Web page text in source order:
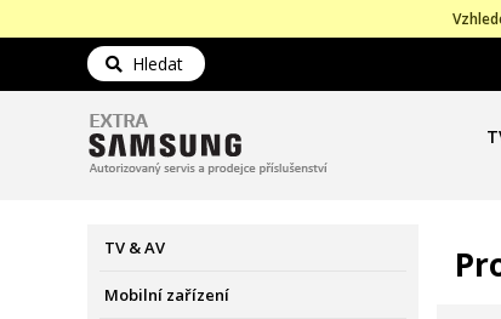
Hledat
TV & AV
Mobilní zařízení